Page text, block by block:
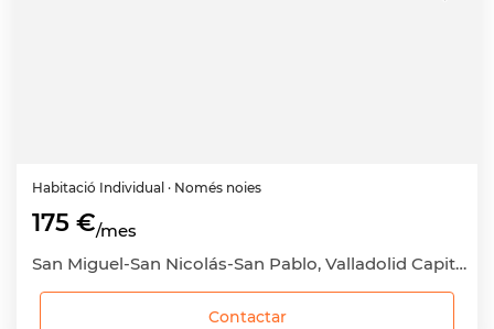
Habitació Individual · Només noies
175 €/mes
San Miguel-San Nicolás-San Pablo, Valladolid Capital, Valladolid
Contactar